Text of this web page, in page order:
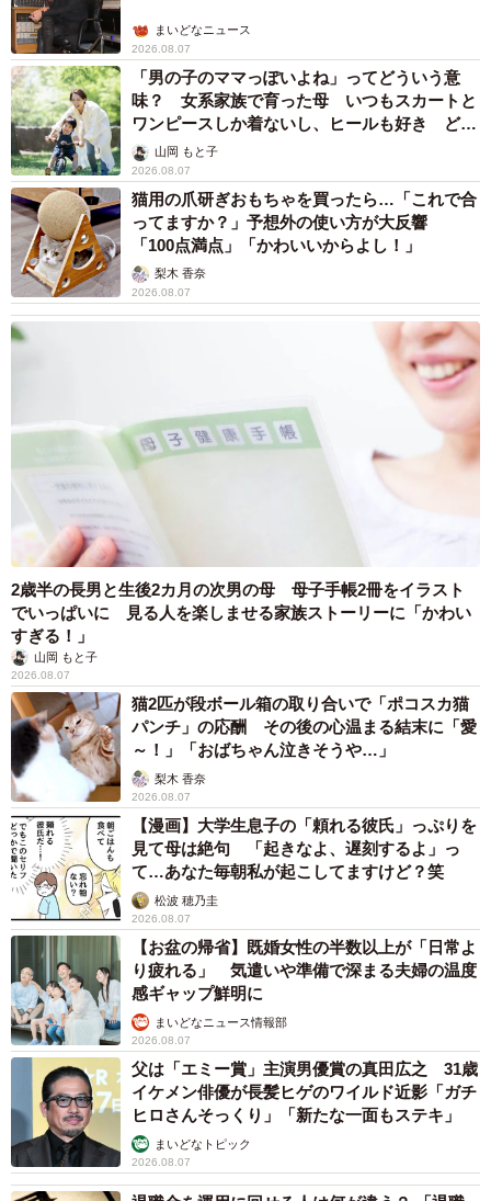
10/13
かつて小学校の円形校舎として使われていた円形劇場。教室を再現した
部屋もあります。
円形劇場は移転前の明倫小学校で1976年まで使われていた
円形校舎。屋上がある3階建てで、内部は螺旋階段を中心に
扇型の（元）教室が並んでいる。公民館などとして使用さ
れた後、一度は解体が決まったが、地域のシンボルが失わ
れることを惜しむ人たちの声に押され、フィギュアに特化
したミュージアムとして2018年4月に再生した。運営は株
11/13
円形劇場の中央にある螺旋階段
まいどなニュース
2026.08.07
「男の子のママっぽいよね」ってどういう意
味？ 女系家族で育った母 いつもスカートと
ワンピースしか着ないし、ヒールも好き どの
へんが…
山岡 もと子
2026.08.07
猫用の爪研ぎおもちゃを買ったら…「これで合
ってますか？」予想外の使い方が大反響
「100点満点」「かわいいからよし！」
梨木 香奈
2026.08.07
2歳半の長男と生後2カ月の次男の母 母子手帳2冊をイラスト
でいっぱいに 見る人を楽しませる家族ストーリーに「かわい
すぎる！」
山岡 もと子
2026.08.07
猫2匹が段ボール箱の取り合いで「ポコスカ猫
パンチ」の応酬 その後の心温まる結末に「愛
～！」「おばちゃん泣きそうや…」
梨木 香奈
2026.08.07
【漫画】大学生息子の「頼れる彼氏」っぷりを
見て母は絶句 「起きなよ、遅刻するよ」っ
て…あなた毎朝私が起こしてますけど？笑
松波 穂乃圭
2026.08.07
【お盆の帰省】既婚女性の半数以上が「日常よ
り疲れる」 気遣いや準備で深まる夫婦の温度
感ギャップ鮮明に
まいどなニュース情報部
2026.08.07
父は「エミー賞」主演男優賞の真田広之 31歳
イケメン俳優が長髪ヒゲのワイルド近影「ガチ
ヒロさんそっくり」「新たな一面もステキ」
まいどなトピック
2026.08.07